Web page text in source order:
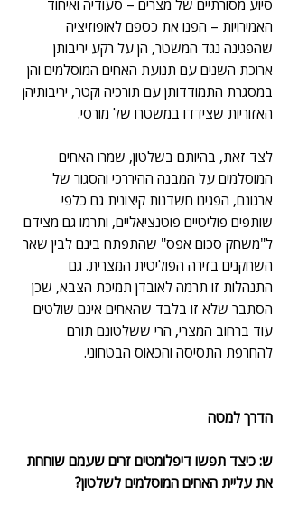
סיוע מסורתיים של מצרים – סעודיה ואיחוד
האמירויות – הפנו את כספם לאופוזיציה
שהפגינה נגד המשטר, הן על רקע יריבותן
ארוכת השנים עם תנועת האחים המוסלמים והן
במסגרת התמודדותן עם תורכיה וקטר, יריבותיהן
האזוריות שצידדו במשטרו של מורסי.
לצד זאת, בהיותם בשלטון, שמרו האחים
המוסלמים על המבנה ההיררכי והסגור של
ארגונם, הפגינו חשדנות קיצונית גם כלפי
שותפים פוליטיים פוטנציאליים, ותרמו גם מצידם
ל"משחק סכום אפס" שהתפתח בינם לבין שאר
השחקנים בזירה הפוליטית המצרית. גם
התנהלות זו תרמה לאובדן תמיכת הצבא, שכן
הסתבר שלא זו בלבד שהאחים אינם שולטים
עוד ברחוב המצרי, הרי ששלטונם תורם
להחרפת התסיסה והכאוס הבטחוני.
הדרך למטה
ש: כיצד תפשו דיפלומטים זרים שעמם שוחחת
את עליית האחים המוסלמים לשלטון?